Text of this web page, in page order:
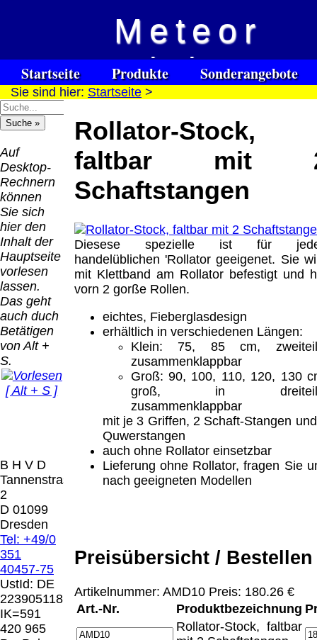
Meteor
Vision
Spezialuhrenspecial
watches
/ deafblind / sourdes et aveugles
Startseite Produkte
Sonderangebote
Kontakt
Impressum
Links
Hilfsmittel
Warenkorb
Sie sind hier: Startseite >
Auf
Desktop-
Rechnern
können
Sie sich
hier den
Inhalt der
Hauptseite
vorlesen
lassen.
Das geht
auch duch
Betätigen
von Alt +
S.
[ Alt + S ]
B H V D
Tannenstrasse
2
D 01099
Dresden
Tel: +49/0
351
40457-75
UstId: DE
223905118
IK=591
420 965
Rollator-Stock,
faltbar mit
Schaftstangen
Diesese spezielle ist für
handelüblichen 'Rollator geeigenet. Sie
mit Klettband am Rollator befestigt und
vorn 2 gorße Rollen.
eichtes, Fieberglasdesign
erhältlich in verschiedenen Längen:
Klein: 75, 85 cm,
zusammenklappbar
Groß: 90, 100, 110, 120, 130
groß, in
zusammenklappbar
mit je 3 Griffen, 2 Schaft-Stangen
Quwerstangen
auch ohne Rollator einsetzbar
Lieferung ohne Rollator, fragen Sie
nach geeigneten Modellen
Preisübersicht / Bestellen
Artikelnummer: AMD10 Preis: 180.26 €
Art.-Nr.
Produktbezeichnung
Rollator-Stock, faltbar
QR
Code:
Versandkosten DHL
Standard bis 5kg
Deutschland
8.95 €
Deutschland
Vorkasse: 6.95
€
Deutschland
PayPal: 6.95 €
Schweiz)
Vorkasse:
20.00 €
EU (inkl.
Schweiz)
PayPal: 20.00
Der Versand erfolgt
als versichertes
Paket.
Selbstabholung
vom Büro oder
Ausstellungen:
0.00 €
Software
Download only
Deutschland
0.00 €
Deutschland
PayPal:
0.00 €
EU (inkl.
Schweiz)
0.00 €
EU (inkl.
Schweiz)
PayPal:
Bei dieser
Versandart
erhalten Sie per
Email z.B. einen
Lizenzschlüssel
Rechnung /
Lieferschein. Sie
erhalten also
keinen
Datenträger.
Die in diesem Dokument genannten
Warenzeichen sind Eigentum der jeweiligen
Firmen. Preisänderungen, Irrtümer und
technische Änderungen vorbehalten.
letzte Änderung: 10. März 2026 Blinden
Hilfsmittel Vertrieb Dresden,
Mit einem Urteil vom 12.05.1998 - 312 O
85/98 - Haftung für Links hat das Landgericht
2026
Wir
[ 7658 ]